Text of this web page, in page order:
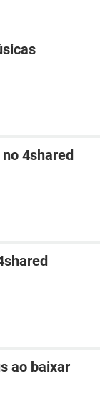
4shared
ao baixar